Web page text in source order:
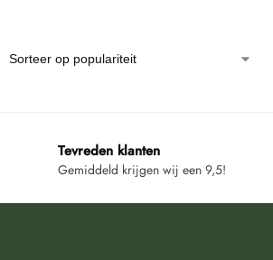
Tevreden klanten
Gemiddeld krijgen wij een 9,5!